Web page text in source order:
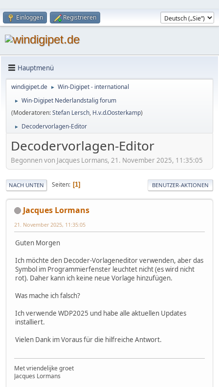
Einloggen Registrieren
Hauptmenü
windigipet.de ► Win-Digipet - international
►
Win-Digipet Nederlandstalig forum
(Moderatoren:Stefan Lersch, H.v.d.Oosterkamp)
► Decodervorlagen-Editor
Decodervorlagen-Editor
Begonnen von Jacques Lormans, 21. November 2025, 11:35:05
NACH UNTEN Seiten 1 BENUTZER-AKTIONEN
Jacques Lormans
21. November 2025, 11:35:05
Guten Morgen
Ich möchte den Decoder-Vorlageneditor verwenden, aber das
Symbol im Programmierfenster leuchtet nicht (es wird nicht
rot). Daher kann ich keine neue Vorlage hinzufügen.
Was mache ich falsch?
Ich verwende WDP2025 und habe alle aktuellen Updates
installiert.
Vielen Dank im Voraus für die hilfreiche Antwort.
Met vriendelijke groet
Jacques Lormans